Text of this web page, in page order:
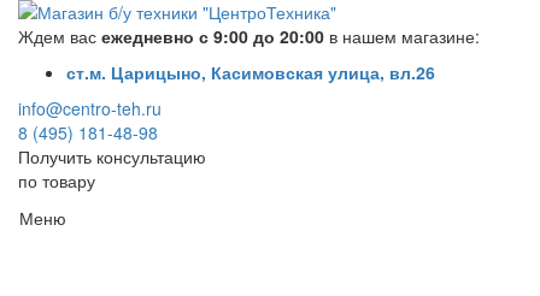
Ждем вас ежедневно с 9:00 до 20:00 в нашем магазине:
ст.м. Царицыно, Касимовская улица, вл.26
info@centro-teh.ru
8 (495) 181-48-98
Получить консультацию
по товару
Меню